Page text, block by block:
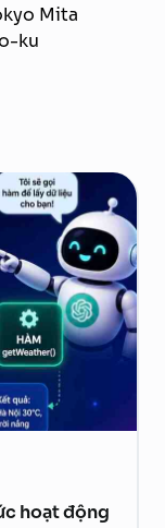
Mita
ku
hoạt động